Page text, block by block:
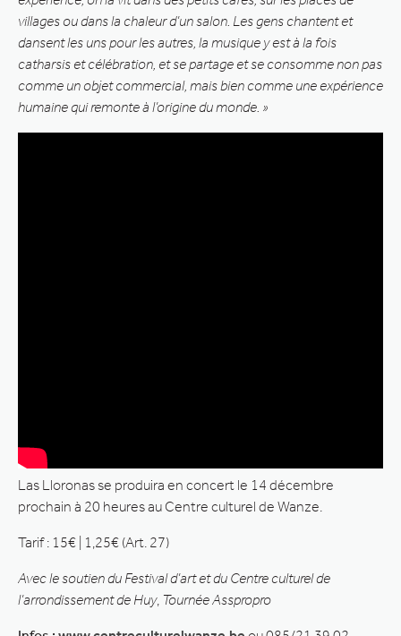
villages ou dans la chaleur d’un salon. Les gens chantent et
dansent les uns pour les autres, la musique y est à la fois
catharsis et célébration, et se partage et se consomme non pas
comme un objet commercial, mais bien comme une expérience
humaine qui remonte à l’origine du monde. »
Las Lloronas se produira en concert le 14 décembre
prochain à 20 heures au Centre culturel de Wanze.
Tarif : 15€ | 1,25€ (Art. 27)
Avec le soutien du Festival d’art et du Centre culturel de
l’arrondissement de Huy, Tournée Asspropro